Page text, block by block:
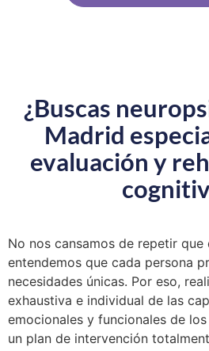
¿Buscas
Madrid
evaluación y
No nos cansamos de repetir que
entendemos que cada persona
necesidades únicas. Por eso,
exhaustiva e individual de las
emocionales y funcionales de
un plan de intervención